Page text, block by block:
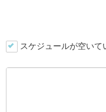
スケジュールが空い